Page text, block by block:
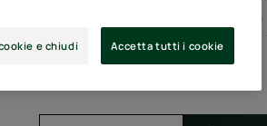
senza siliconi né tensioattivi solfati.
Tubo
150ml
e chiudi Accetta tutti i cookie